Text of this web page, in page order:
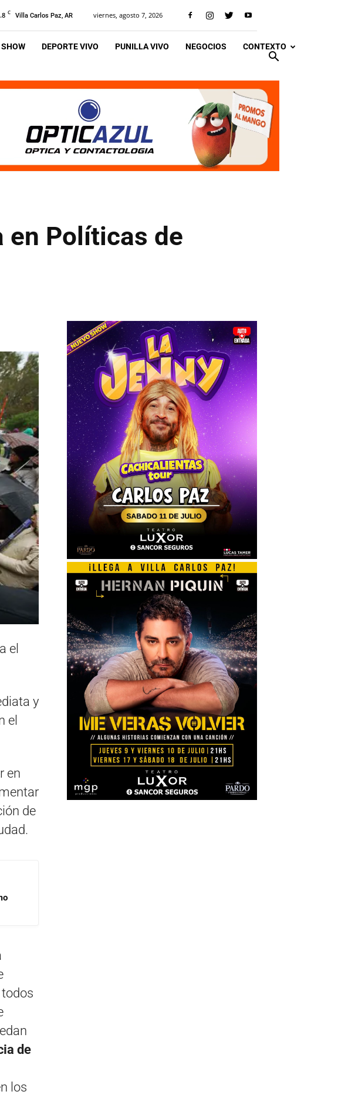
C Villa Carlos Paz, AR viernes, agosto 7, 2026
DEPORTE VIVO PUNILLA VIVO NEGOCIOS CONTEXTO
en Políticas de
el
y
el
en
de
de
los